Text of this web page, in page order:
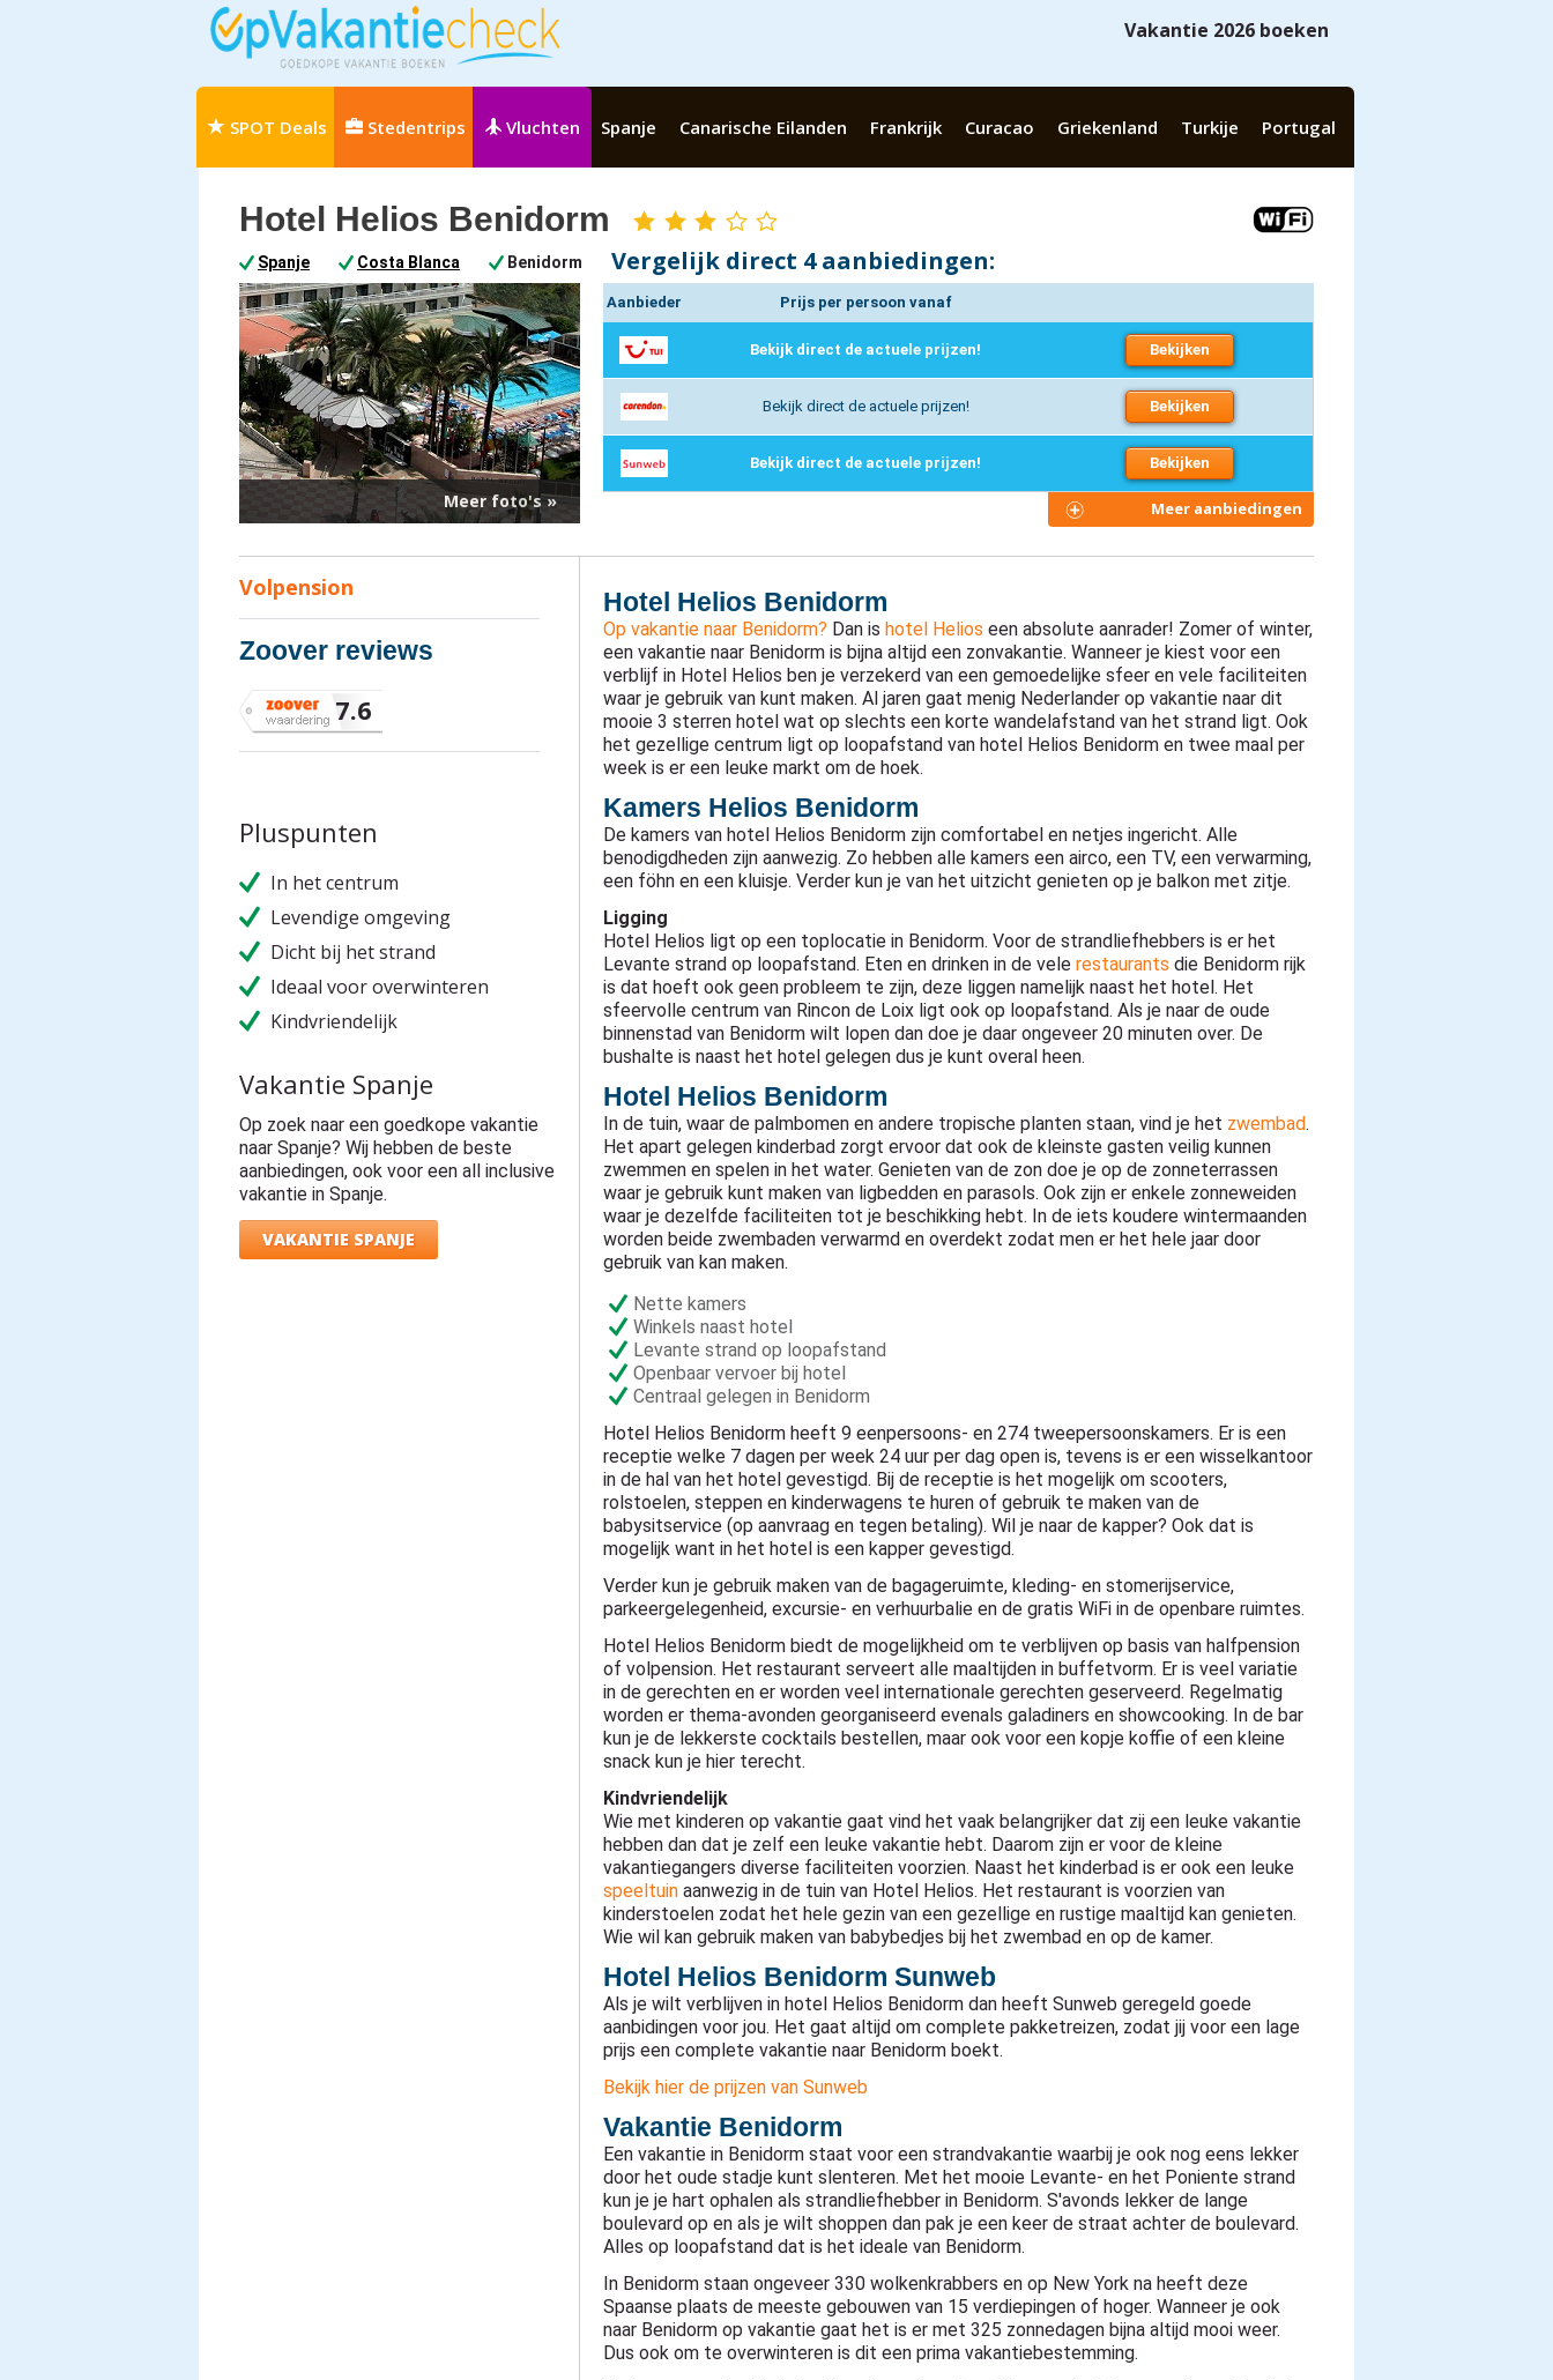
Vakantie 2026 boeken
SPOT Deals Stedentrips Vluchten Spanje Canarische Eilanden Frankrijk Curacao Griekenland Turkije Portugal
Hotel Helios Benidorm
3
Spanje Costa Blanca Benidorm Vergelijk direct 4 aanbiedingen:
Meer foto's »
Aanbieder Prijs per persoon vanaf
Bekijk direct de actuele prijzen! Bekijken
Bekijk direct de actuele prijzen! Bekijken
Bekijk direct de actuele prijzen! Bekijken
Meer aanbiedingen
Volpension
Zoover reviews
zoover
waardering:
7.6
Pluspunten
In het centrum
Levendige omgeving
Dicht bij het strand
Ideaal voor overwinteren
Kindvriendelijk
Vakantie Spanje
Op zoek naar een goedkope vakantie
naar Spanje? Wij hebben de beste
aanbiedingen, ook voor een all inclusive
vakantie in Spanje.
VAKANTIE SPANJE
Hotel Helios Benidorm
Op vakantie naar Benidorm? Dan is hotel Helios een absolute aanrader! Zomer of winter,
een vakantie naar Benidorm is bijna altijd een zonvakantie. Wanneer je kiest voor een
verblijf in Hotel Helios ben je verzekerd van een gemoedelijke sfeer en vele faciliteiten
waar je gebruik van kunt maken. Al jaren gaat menig Nederlander op vakantie naar dit
mooie 3 sterren hotel wat op slechts een korte wandelafstand van het strand ligt. Ook
het gezellige centrum ligt op loopafstand van hotel Helios Benidorm en twee maal per
week is er een leuke markt om de hoek.
Kamers Helios Benidorm
De kamers van hotel Helios Benidorm zijn comfortabel en netjes ingericht. Alle
benodigdheden zijn aanwezig. Zo hebben alle kamers een airco, een TV, een verwarming,
een föhn en een kluisje. Verder kun je van het uitzicht genieten op je balkon met zitje.
Ligging
Hotel Helios ligt op een toplocatie in Benidorm. Voor de strandliefhebbers is er het
Levante strand op loopafstand. Eten en drinken in de vele restaurants die Benidorm rijk
is dat hoeft ook geen probleem te zijn, deze liggen namelijk naast het hotel. Het
sfeervolle centrum van Rincon de Loix ligt ook op loopafstand. Als je naar de oude
binnenstad van Benidorm wilt lopen dan doe je daar ongeveer 20 minuten over. De
bushalte is naast het hotel gelegen dus je kunt overal heen.
Hotel Helios Benidorm
In de tuin, waar de palmbomen en andere tropische planten staan, vind je het zwembad.
Het apart gelegen kinderbad zorgt ervoor dat ook de kleinste gasten veilig kunnen
zwemmen en spelen in het water. Genieten van de zon doe je op de zonneterrassen
waar je gebruik kunt maken van ligbedden en parasols. Ook zijn er enkele zonneweiden
waar je dezelfde faciliteiten tot je beschikking hebt. In de iets koudere wintermaanden
worden beide zwembaden verwarmd en overdekt zodat men er het hele jaar door
gebruik van kan maken.
Nette kamers
Winkels naast hotel
Levante strand op loopafstand
Openbaar vervoer bij hotel
Centraal gelegen in Benidorm
Hotel Helios Benidorm heeft 9 eenpersoons- en 274 tweepersoonskamers. Er is een
receptie welke 7 dagen per week 24 uur per dag open is, tevens is er een wisselkantoor
in de hal van het hotel gevestigd. Bij de receptie is het mogelijk om scooters,
rolstoelen, steppen en kinderwagens te huren of gebruik te maken van de
babysitservice (op aanvraag en tegen betaling). Wil je naar de kapper? Ook dat is
mogelijk want in het hotel is een kapper gevestigd.
Verder kun je gebruik maken van de bagageruimte, kleding- en stomerijservice,
parkeergelegenheid, excursie- en verhuurbalie en de gratis WiFi in de openbare ruimtes.
Hotel Helios Benidorm biedt de mogelijkheid om te verblijven op basis van halfpension
of volpension. Het restaurant serveert alle maaltijden in buffetvorm. Er is veel variatie
in de gerechten en er worden veel internationale gerechten geserveerd. Regelmatig
worden er thema-avonden georganiseerd evenals galadiners en showcooking. In de bar
kun je de lekkerste cocktails bestellen, maar ook voor een kopje koffie of een kleine
snack kun je hier terecht.
Kindvriendelijk
Wie met kinderen op vakantie gaat vind het vaak belangrijker dat zij een leuke vakantie
hebben dan dat je zelf een leuke vakantie hebt. Daarom zijn er voor de kleine
vakantiegangers diverse faciliteiten voorzien. Naast het kinderbad is er ook een leuke
speeltuin aanwezig in de tuin van Hotel Helios. Het restaurant is voorzien van
kinderstoelen zodat het hele gezin van een gezellige en rustige maaltijd kan genieten.
Wie wil kan gebruik maken van babybedjes bij het zwembad en op de kamer.
Hotel Helios Benidorm Sunweb
Als je wilt verblijven in hotel Helios Benidorm dan heeft Sunweb geregeld goede
aanbidingen voor jou. Het gaat altijd om complete pakketreizen, zodat jij voor een lage
prijs een complete vakantie naar Benidorm boekt.
Bekijk hier de prijzen van Sunweb
Vakantie Benidorm
Een vakantie in Benidorm staat voor een strandvakantie waarbij je ook nog eens lekker
door het oude stadje kunt slenteren. Met het mooie Levante- en het Poniente strand
kun je je hart ophalen als strandliefhebber in Benidorm. S'avonds lekker de lange
boulevard op en als je wilt shoppen dan pak je een keer de straat achter de boulevard.
Alles op loopafstand dat is het ideale van Benidorm.
In Benidorm staan ongeveer 330 wolkenkrabbers en op New York na heeft deze
Spaanse plaats de meeste gebouwen van 15 verdiepingen of hoger. Wanneer je ook
naar Benidorm op vakantie gaat het is er met 325 zonnedagen bijna altijd mooi weer.
Dus ook om te overwinteren is dit een prima vakantiebestemming.